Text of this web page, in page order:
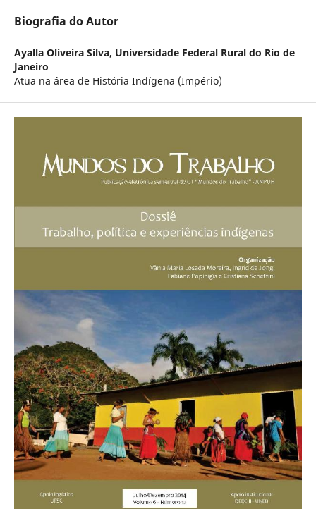
Biografia do Autor
Ayalla Oliveira Silva, Universidade Federal Rural do Rio de
Janeiro
Atua na área de História Indígena (Império)